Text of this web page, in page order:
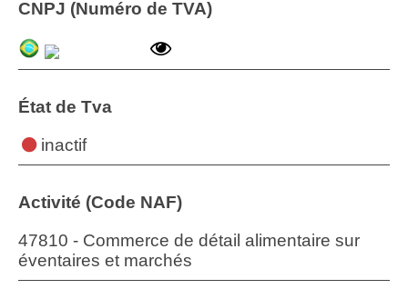
CNPJ (Numéro de TVA)
État de Tva
inactif
Activité (Code NAF)
47810 - Commerce de détail alimentaire sur
éventaires et marchés